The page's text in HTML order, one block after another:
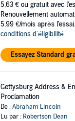
5,63 € ou gratuit avec
Renouvellement
5,99 €/mois après l'essai.
conditions d'éligibilité
Essayez Standard
Gettysburg Address &
Proclamation
De :Abraham Lincoln
Lu par : Robertson Dean